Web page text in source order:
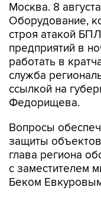
Москва. 8
Оборудование,
строя атакой
предприятий в
работать в
служба
ссылкой на
Федорищева.
Вопросы
защиты
глава региона
с заместителем
Беком